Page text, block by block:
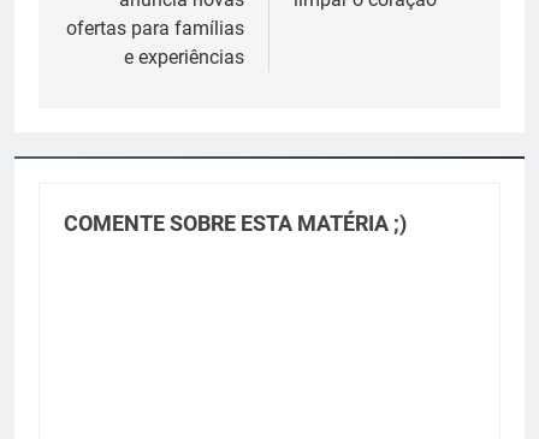
Post
ofertas para famílias
e experiências
COMENTE SOBRE ESTA MATÉRIA ;)